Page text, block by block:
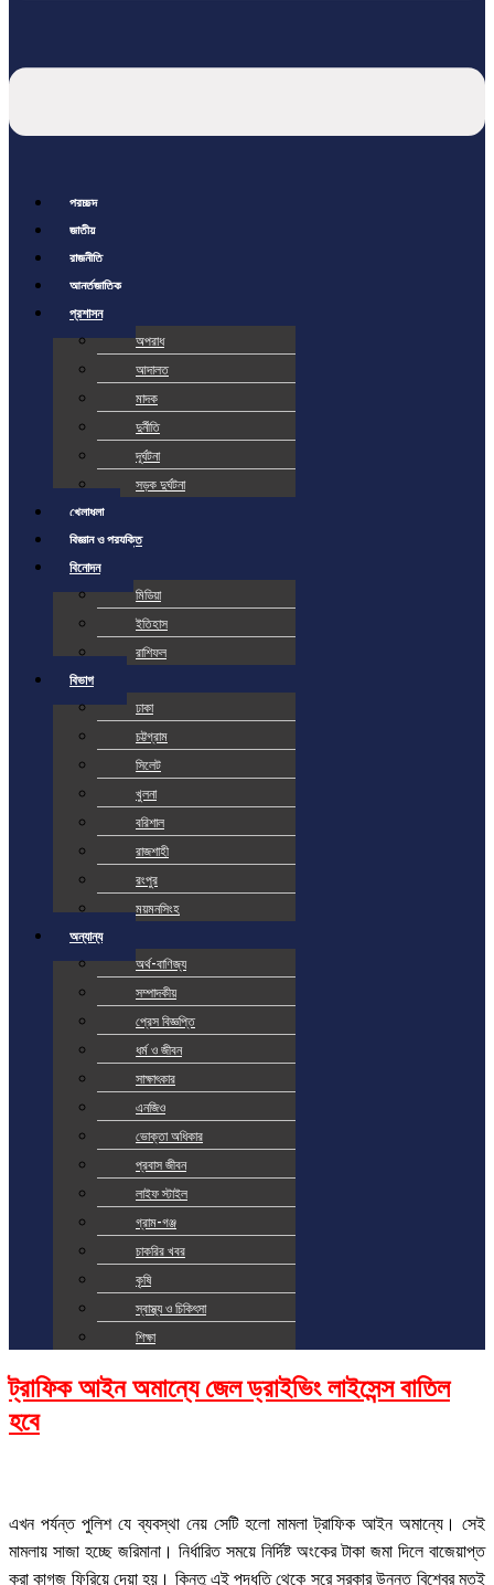
প্রচ্ছদ
জাতীয়
রাজনীতি
আর্ন্তজাতিক
প্রশাসন
অপরাধ
আদালত
মাদক
দুর্নীতি
দূর্ঘটনা
সড়ক দুর্ঘটনা
খেলাধুলা
বিজ্ঞান ও প্রযুক্তি
বিনোদন
মিডিয়া
ইতিহাস
রাশিফল
বিভাগ
ঢাকা
চট্টগ্রাম
সিলেট
খুলনা
বরিশাল
রাজশাহী
রংপুর
ময়মনসিংহ
অন্যান্য
অর্থ-বাণিজ্য
সম্পাদকীয়
প্রেস বিজ্ঞপ্তি
ধর্ম ও জীবন
সাক্ষাৎকার
এনজিও
ভোক্তা অধিকার
প্রবাস জীবন
লাইফ স্টাইল
গ্রাম-গঞ্জ
চাকরির খবর
কৃষি
স্বাস্থ্য ও চিকিৎসা
শিক্ষা
ট্রাফিক আইন অমান্যে জেল ড্রাইভিং লাইসেন্স বাতিল
হবে
এখন পর্যন্ত পুলিশ যে ব্যবস্থা নেয় সেটি হলো মামলা ট্রাফিক আইন অমান্যে। সেই
মামলায় সাজা হচ্ছে জরিমানা। নির্ধারিত সময়ে নির্দিষ্ট অংকের টাকা জমা দিলে বাজেয়াপ্ত
করা কাগজ ফিরিয়ে দেয়া হয়। কিন্তু এই পদ্ধতি থেকে সরে সরকার উন্নত বিশ্বের মতই